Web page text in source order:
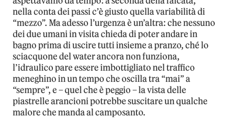
nella conta dei passi c’è giusto quella variabilità di
“mezzo”. Ma adesso l’urgenza è un’altra: che nessuno
dei due umani in visita chieda di poter andare in
bagno prima di uscire tutti insieme a pranzo, ché lo
sciacquone del water ancora non funziona,
l’idraulico pare essere imbottigliato nel traffico
meneghino in un tempo che oscilla tra “mai” a
“sempre”, e – quel che è peggio – la vista delle
piastrelle arancioni potrebbe suscitare un qualche
malore che manda al camposanto.